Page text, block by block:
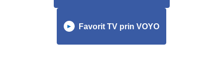
► Favorit TV prin VOYO